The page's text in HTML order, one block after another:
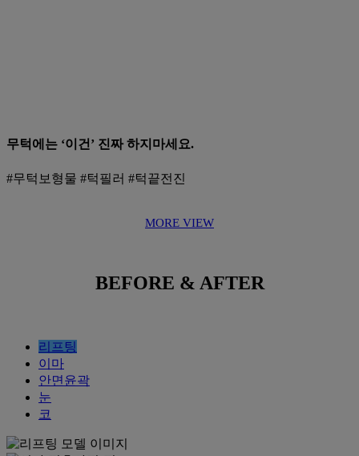
무턱에는 ‘이건’ 진짜 하지마세요.
#무턱보형물 #턱필러 #턱끝전진
MORE VIEW
BEFORE & AFTER
리프팅
이마
안면윤곽
눈
코